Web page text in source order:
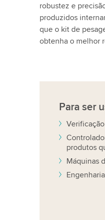
robustez e
produzidos
que o kit de
obtenha o melhor
Para ser
produtos
Máquinas